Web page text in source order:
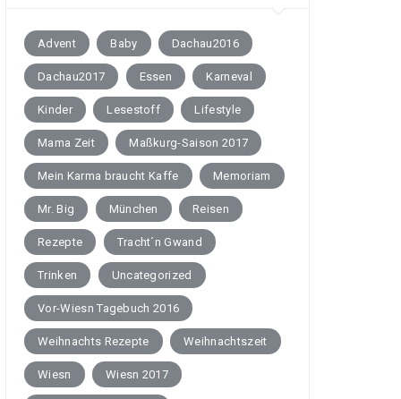
Advent Baby Dachau2016
Dachau2017 Essen Karneval
Kinder Lesestoff Lifestyle
Mama Zeit Maßkurg-Saison 2017
Mein Karma braucht Kaffe Memoriam
Mr. Big München Reisen
Rezepte Tracht´n Gwand
Trinken Uncategorized
Vor-Wiesn Tagebuch 2016
Weihnachts Rezepte Weihnachtszeit
Wiesn Wiesn 2017